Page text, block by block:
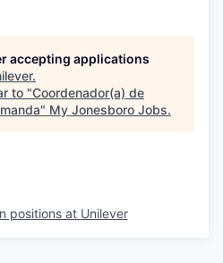
accepting applications
.
to "Coordenador(a) de
" My Jonesboro Jobs.
positions at Unilever